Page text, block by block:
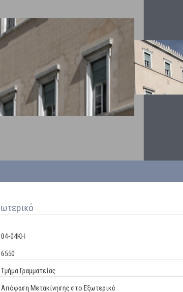
04-04ΚΗ
6550
Τμήμα Γραμματείας
Απόφαση Μετακίνησης στο Εξωτερικό